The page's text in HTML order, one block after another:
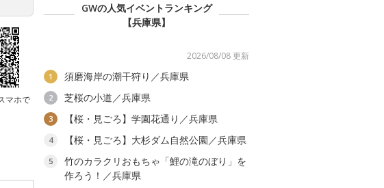
マホで
GWの人気イベントランキング
【兵庫県】
2026/08/08 更新
1 須磨海岸の潮干狩り／兵庫県
2 芝桜の小道／兵庫県
3 【桜・見ごろ】学園花通り／兵庫県
4 【桜・見ごろ】大杉ダム自然公園／兵庫県
5
竹のカラクリおもちゃ「鯉の滝のぼり」を
作ろう！／兵庫県